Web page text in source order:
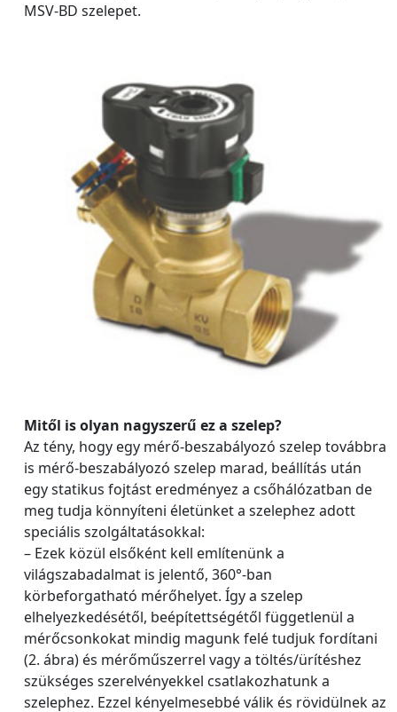
MSV-BD szelepet.
Mitől is olyan nagyszerű ez a szelep?
Az tény, hogy egy mérő-beszabályozó szelep továbbra
is mérő-beszabályozó szelep marad, beállítás után
egy statikus fojtást eredményez a csőhálózatban de
meg tudja könnyíteni életünket a szelephez adott
speciális szolgáltatásokkal:
– Ezek közül elsőként kell említenünk a
világszabadalmat is jelentő, 360°-ban
körbeforgatható mérőhelyet. Így a szelep
elhelyezkedésétől, beépítettségétől függetlenül a
mérőcsonkokat mindig magunk felé tudjuk fordítani
(2. ábra) és mérőműszerrel vagy a töltés/ürítéshez
szükséges szerelvényekkel csatlakozhatunk a
szelephez. Ezzel kényelmesebbé válik és rövidülnek az